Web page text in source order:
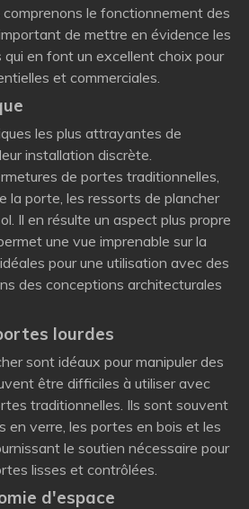
le fonctionnement des
de mettre en évidence les
en font un excellent choix pour
et commerciales.
les plus attrayantes de
installation discrète.
de portes traditionnelles,
la porte, les ressorts de plancher
Il en résulte un aspect plus propre
une vue imprenable sur la
pour une utilisation avec des
des conceptions architecturales
lourdes
sont idéaux pour manipuler des
être difficiles à utiliser avec
traditionnelles. Ils sont souvent
en verre, les portes en bois et les
le soutien nécessaire pour
lisses et contrôlées.
d'espace